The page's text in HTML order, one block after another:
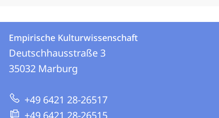
Kontakt
und
Informationen
zur
Website
Kontaktinformationen
Empirische
Kulturwissenschaft
Empirische Kulturwissenschaft
Deutschhausstraße 3
35032 Marburg
+49 6421 28-26517
+49 6421 28-26515